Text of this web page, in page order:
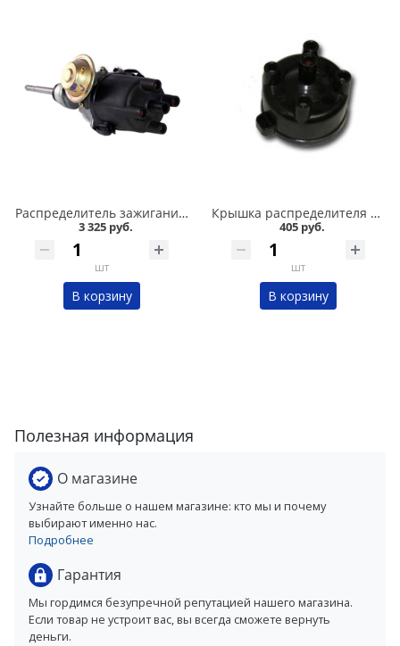
Распределитель зажигания 21213 МОСКВА в Омске
3 325 руб.
шт
В корзину
Крышка распределителя зажигания 2108 /завод/ в Омске
405 руб.
шт
В корзину
Полезная информация
О магазине
Узнайте больше о нашем магазине: кто мы и почему
выбирают именно нас.
Подробнее
Гарантия
Мы гордимся безупречной репутацией нашего магазина.
Если товар не устроит вас, вы всегда сможете вернуть
деньги.